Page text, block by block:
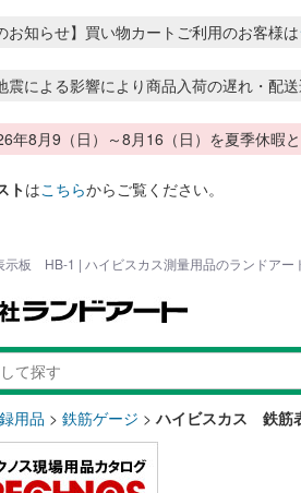
お知らせ】買い物カートご利用のお客様は
震による影響により商品入荷の遅れ・配
年8月9（日）～8月16（日）を夏季休暇
トはこちらからご覧ください。
板 HB-1 | ハイビスカス測量用品のランドアー
用品 > 鉄筋ゲージ >ハイビスカス 鉄筋